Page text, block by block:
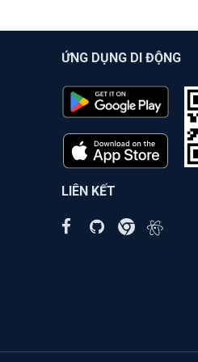
ỨNG DỤNG DI ĐỘNG
LIÊN KẾT